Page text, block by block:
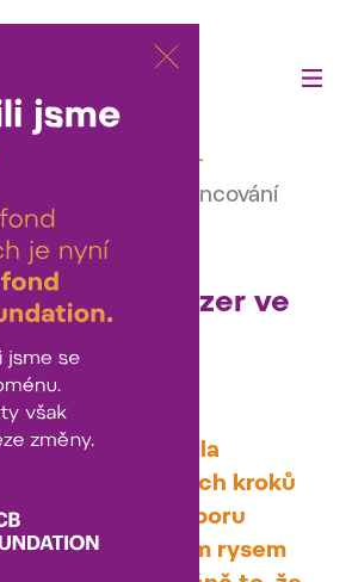
—
mezer ve financování
pokrytí mezer ve
systém zpravidla
plánování všech kroků
žádosti o podporu
Zásadním rysem